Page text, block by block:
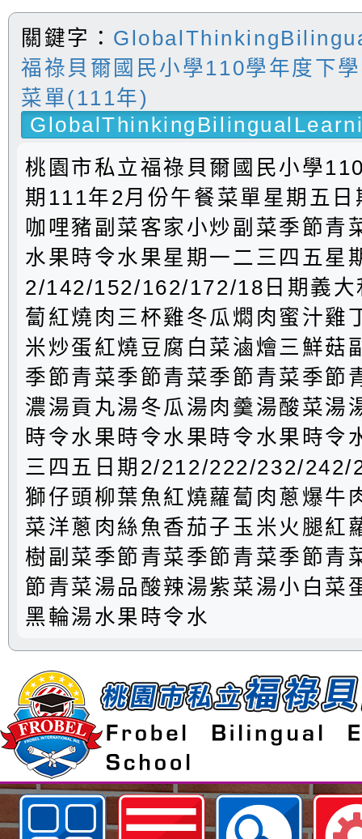
關鍵字：
福祿貝爾國民小學110學年度下
菜單(111年)
桃園市私立福祿貝爾國民小學
期111年2月份午餐菜單星期五
咖哩豬副菜客家小炒副菜季節青
水果時令水果星期一二三四五星
2/142/152/162/172/18日期義大
蔔紅燒肉三杯雞冬瓜燜肉蜜汁雞
米炒蛋紅燒豆腐白菜滷燴三鮮菇
季節青菜季節青菜季節青菜季節
濃湯貢丸湯冬瓜湯肉羹湯酸菜湯
時令水果時令水果時令水果時令
三四五日期2/212/222/232/242/
獅仔頭柳葉魚紅燒蘿蔔肉蔥爆牛
菜洋蔥肉絲魚香茄子玉米火腿紅
樹副菜季節青菜季節青菜季節青
節青菜湯品酸辣湯紫菜湯小白菜
黑輪湯水果時令水
歡迎參觀：桃園市私立福祿貝爾雙